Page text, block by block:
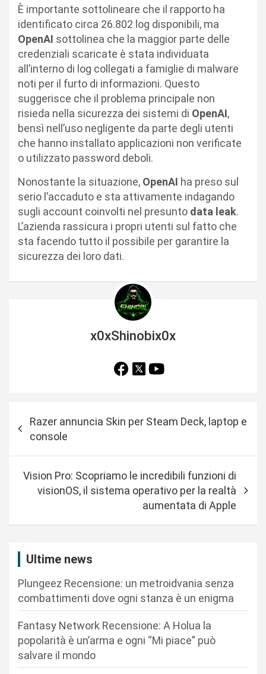
È importante sottolineare che il rapporto ha
identificato circa 26.802 log disponibili, ma
OpenAI sottolinea che la maggior parte delle
credenziali scaricate è stata individuata
all’interno di log collegati a famiglie di malware
noti per il furto di informazioni. Questo
suggerisce che il problema principale non
risieda nella sicurezza dei sistemi di OpenAI,
bensì nell’uso negligente da parte degli utenti
che hanno installato applicazioni non verificate
o utilizzato password deboli.
Nonostante la situazione, OpenAI ha preso sul
serio l’accaduto e sta attivamente indagando
sugli account coinvolti nel presunto data leak.
L’azienda rassicura i propri utenti sul fatto che
sta facendo tutto il possibile per garantire la
sicurezza dei loro dati.
x0xShinobix0x
z
Razer annuncia Skin per Steam Deck, laptop e
console
Vision Pro: Scopriamo le incredibili funzioni di
visionOS, il sistema operativo per la realtà
aumentata di Apple
Ultime news
Plungeez Recensione: un metroidvania senza
combattimenti dove ogni stanza è un enigma
Fantasy Network Recensione: A Holua la
popolarità è un’arma e ogni “Mi piace” può
salvare il mondo